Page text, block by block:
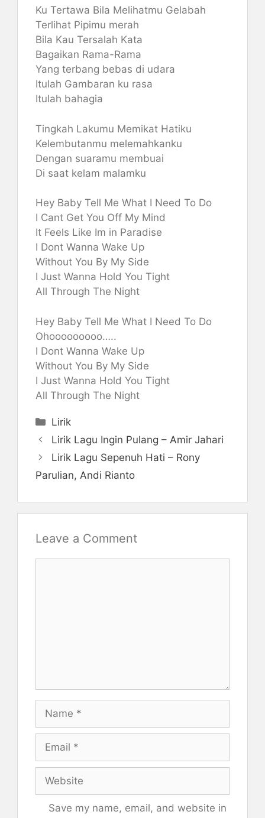
Ku Tertawa Bila Melihatmu Gelabah
Terlihat Pipimu merah
Bila Kau Tersalah Kata
Bagaikan Rama-Rama
Yang terbang bebas di udara
Itulah Gambaran ku rasa
Itulah bahagia
Tingkah Lakumu Memikat Hatiku
Kelembutanmu melemahkanku
Dengan suaramu membuai
Di saat kelam malamku
Hey Baby Tell Me What I Need To Do
I Cant Get You Off My Mind
It Feels Like Im in Paradise
I Dont Wanna Wake Up
Without You By My Side
I Just Wanna Hold You Tight
All Through The Night
Hey Baby Tell Me What I Need To Do
Ohooooooooo…..
I Dont Wanna Wake Up
Without You By My Side
I Just Wanna Hold You Tight
All Through The Night
Categories
Lirik
Lirik Lagu Ingin Pulang – Amir Jahari
Lirik Lagu Sepenuh Hati – Rony
Parulian, Andi Rianto
Leave a Comment
Save my name, email, and website in